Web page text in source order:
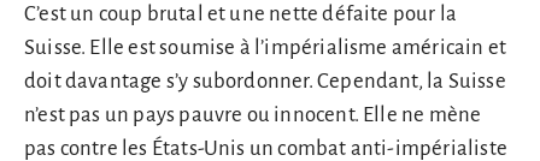
C’est un coup brutal et une nette défaite pour la
Suisse. Elle est soumise à l’impérialisme américain et
doit davantage s’y subordonner. Cependant, la Suisse
n’est pas un pays pauvre ou innocent. Elle ne mène
pas contre les États-Unis un combat anti-impérialiste